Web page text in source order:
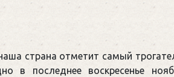
страна отметит самый
в последнее воскресенье